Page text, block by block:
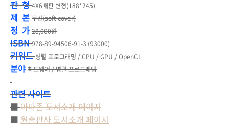
판 형 4X6배판 변형(188*245)
제 본 무선(soft cover)
정 가 28,000원
ISBN 978-89-94506-91-3 (93000)
키워드 병렬 프로그래밍 / CPU / GPU / OpenCL
분야하드웨어 / 병렬 프로그래밍
관련 사이트
■아마존 도서소개 페이지
■원출판사 도서소개 페이지